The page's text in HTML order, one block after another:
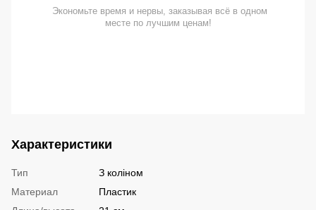
Экономьте время и нервы, заказывая всё в одном
месте по лучшим ценам!
Характеристики
Тип
З коліном
Материал
Пластик